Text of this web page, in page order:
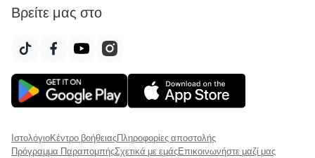
Βρείτε μας στο
ΙστολόγιοΚέντρο βοήθειαςΠληροφορίες αποστολής
Πρόγραμμα ΠαραπομπήςΣχετικά με εμάςΕπικοινωνήστε μαζί μας